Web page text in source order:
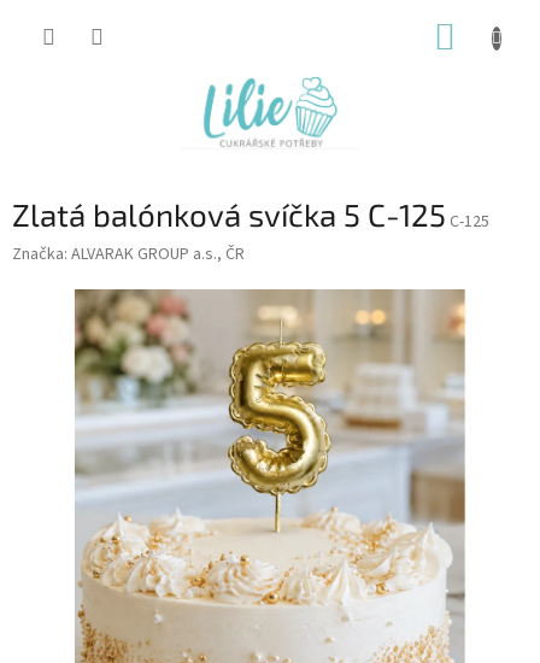
Zlatá balónková svíčka 5 C-125 C-125
Značka: ALVARAK GROUP a.s., ČR